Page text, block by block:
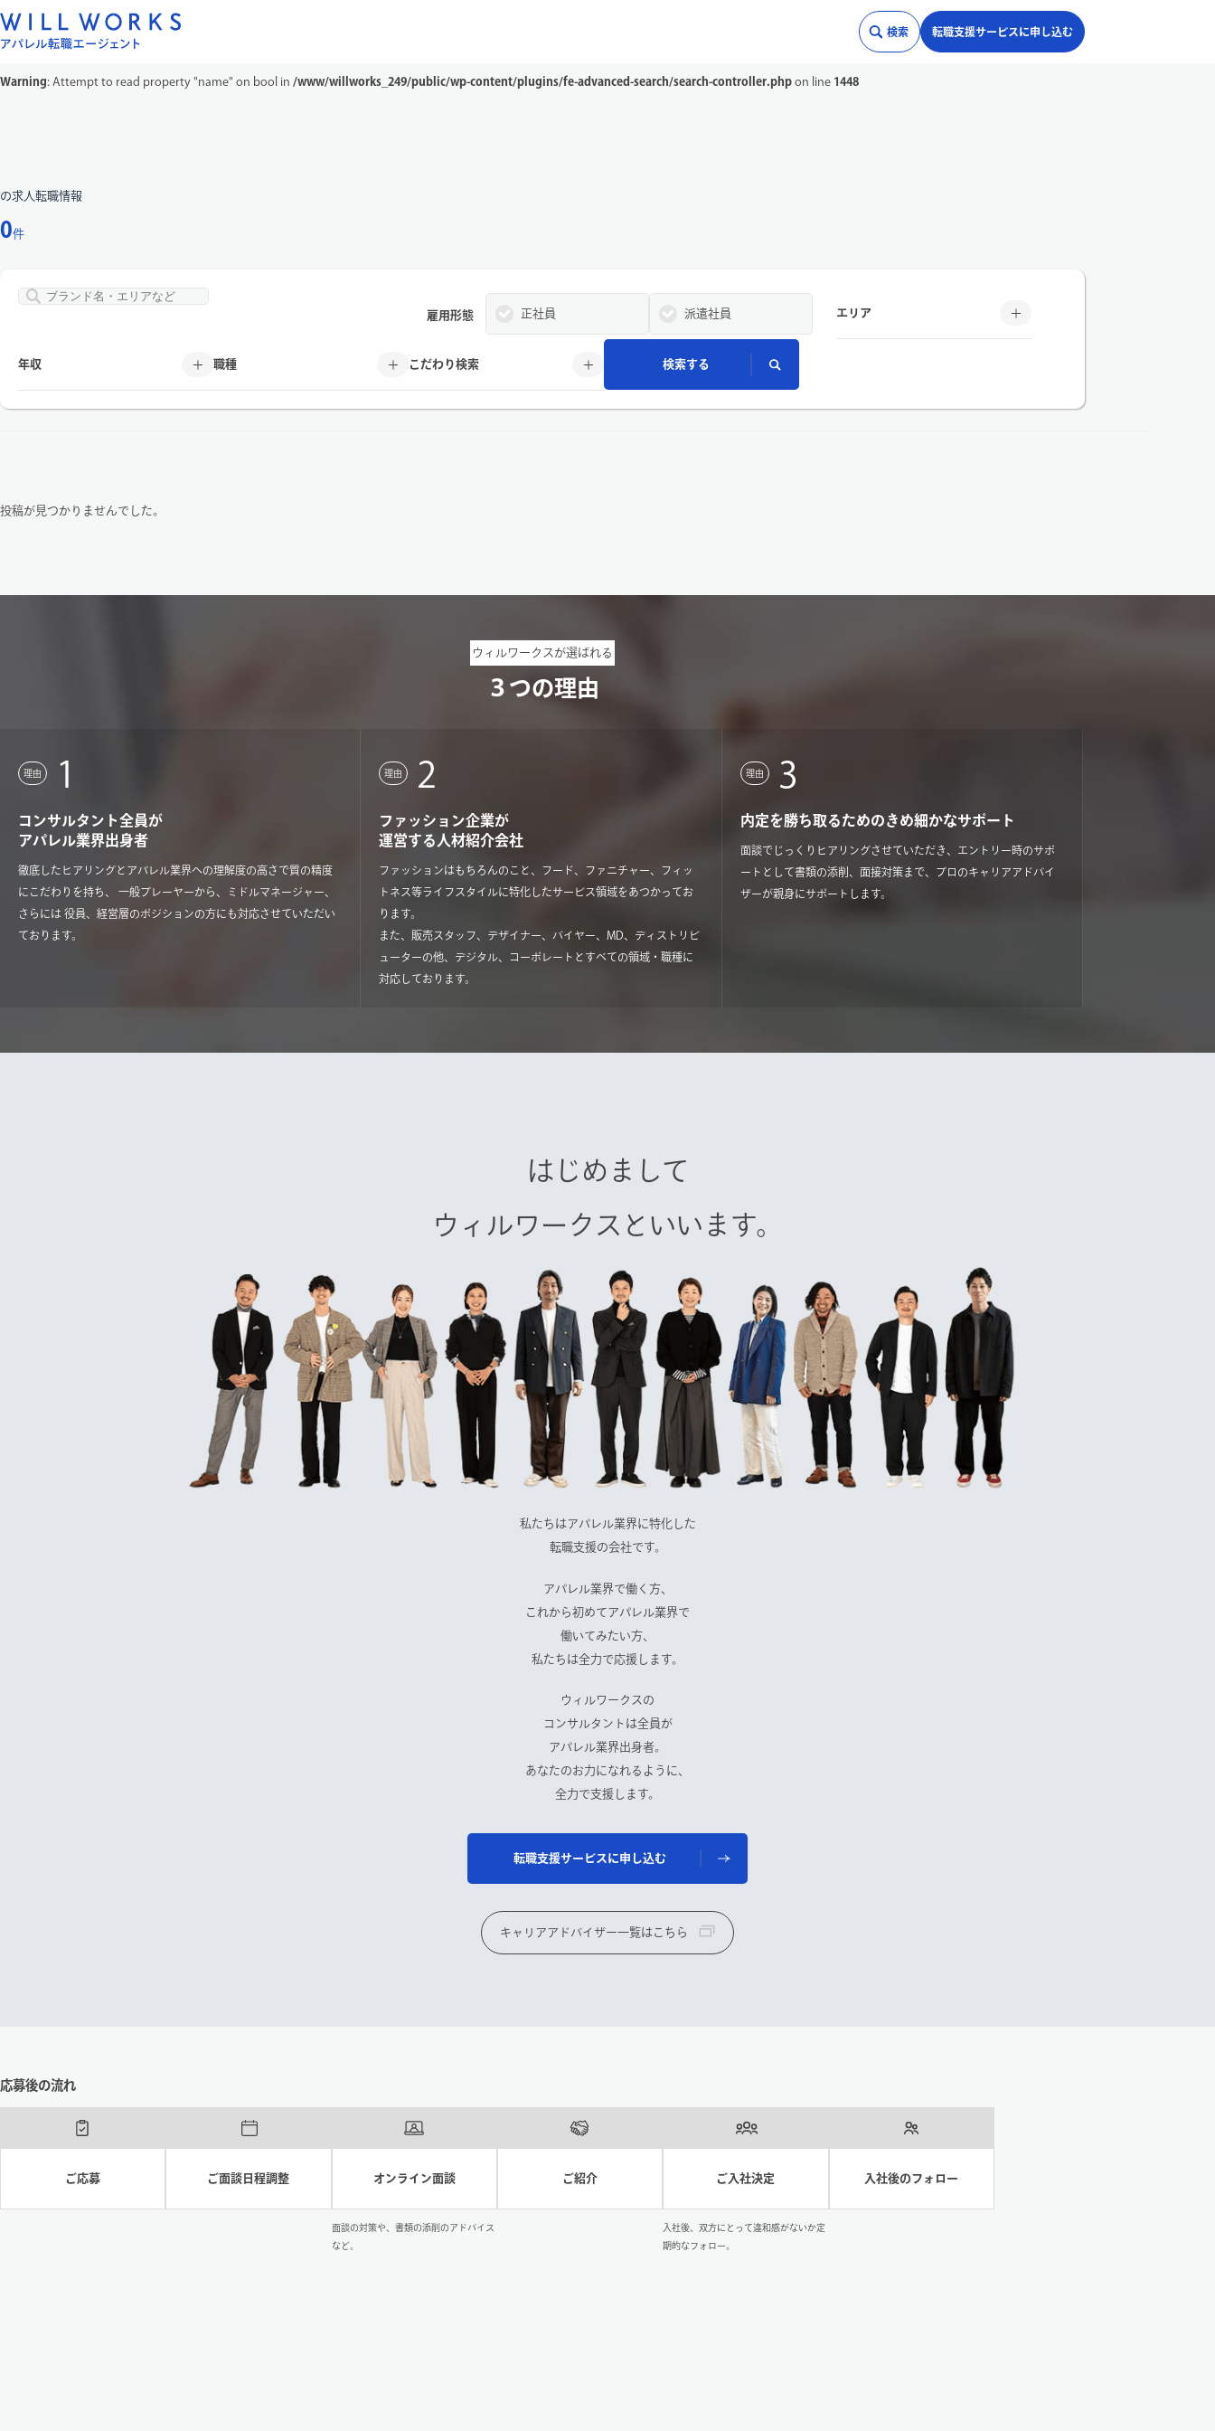
Warning: Attempt to read property "taxonomy" on null in 1447
Warning: Attempt to read property "name" on bool in /www/willworks_249/public/wp-content/plugins/fe-advanced-search/search-controller.php on line 1448
ツ
へ
検索 転職支援サービスに申し込む
の求人転職情報
0件
雇用形態 正社員 派遣社員 エリア
年収 職種 こだわり検索
投稿が見つかりませんでした。
ウィルワークスが選ばれる
３つの理由
理由 1
コンサルタント全員が
アパレル業界出身者
徹底したヒアリングとアパレル業界への理解度の高さで質の精度
にこだわりを持ち、 一般プレーヤーから、ミドルマネージャー、
さらには 役員、経営層のポジションの方にも対応させていただい
ております。
理由 2
ファッション企業が
運営する人材紹介会社
ファッションはもちろんのこと、フード、ファニチャー、フィッ
トネス等ライフスタイルに特化したサービス領域をあつかってお
ります。
また、販売スタッフ、デザイナー、バイヤー、MD、ディストリビ
ューターの他、デジタル、コーポレートとすべての領域・職種に
対応しております。
理由 3
内定を勝ち取るためのきめ細かなサポート
面談でじっくりヒアリングさせていただき、エントリー時のサポ
ートとして書類の添削、面接対策まで、プロのキャリアアドバイ
ザーが親身にサポートします。
はじめまして
ウィルワークスといいます。
私たちはアパレル業界に特化した
転職支援の会社です。
アパレル業界で働く方、
これから初めてアパレル業界で
働いてみたい方、
私たちは全力で応援します。
ウィルワークスの
コンサルタントは全員が
アパレル業界出身者。
あなたのお力になれるように、
全力で支援します。
転職支援サービスに申し込む
キャリアアドバイザー一覧はこちら
応募後の流れ
ご応募 ご面談日程調整 オンライン面談
面談の対策や、書類の添削のアドバイス
など。
ご紹介 ご入社決定
入社後、双方にとって違和感がないか定
期的なフォロー。
入社後のフォロー